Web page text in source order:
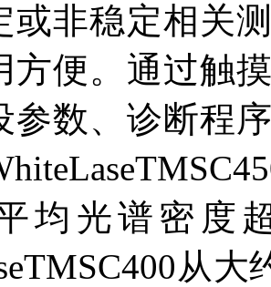
或非稳定相关
方便。通过触
参数、诊断程
均光谱密度
从